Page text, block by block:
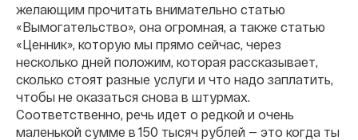
желающим прочитать внимательно статью
«Вымогательство», она огромная, а также статью
«Ценник», которую мы прямо сейчас, через
несколько дней положим, которая рассказывает,
сколько стоят разные услуги и что надо заплатить,
чтобы не оказаться снова в штурмах.
Соответственно, речь идет о редкой и очень
маленькой сумме в 150 тысяч рублей — это когда ты